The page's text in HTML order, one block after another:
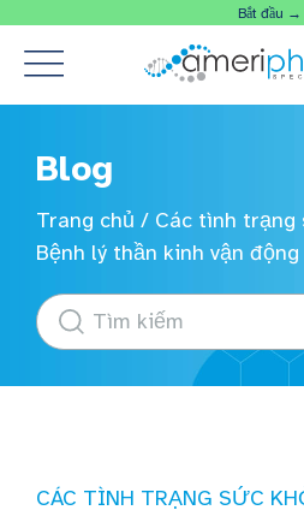
Bắt đầu →
Blog
Trang chủ / Các tình trạng
Bệnh lý thần kinh vận
CÁC TÌNH TRẠNG SỨC